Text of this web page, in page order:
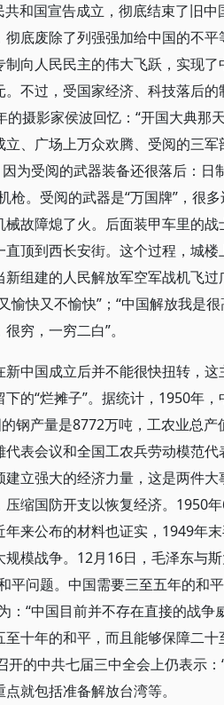
和国宣告成立，彻底结束了旧
底废除了列强强加给中国的不
向人民民主的伟大飞跃，实现
不过，受国家经济、科技落后的
摄影家侯波回忆：“开国大典那
、广场上万众欢腾、受阅的三
为受阅的武器装备还很落后：日
枪。受阅的武器是“万国牌”，很
故障熄了火。后面装甲车里的
顶到西长安街。这个过程，城
组建的人民解放军空军战机飞过
愉快又不愉快”；“中国解放我是
穷，一穷二白”。
中国成立后并不能很快扭转，
的“烂摊子”。据统计，1950年
钢产量是8772万吨，工农业总
表会议和全国工农兵劳动模范
立强大的经济力量，这是两件
缩国防开支以恢复经济。1950
来公布的材料也证实，1949年
模战争。12月16日，毛泽东与
平问题。中国需要三至五年的和
：“中国目前并不存在直接的战
十年的和平，而且能够保障二
开的中共七届三中全会上仍表示
就包括准备解放台湾等。